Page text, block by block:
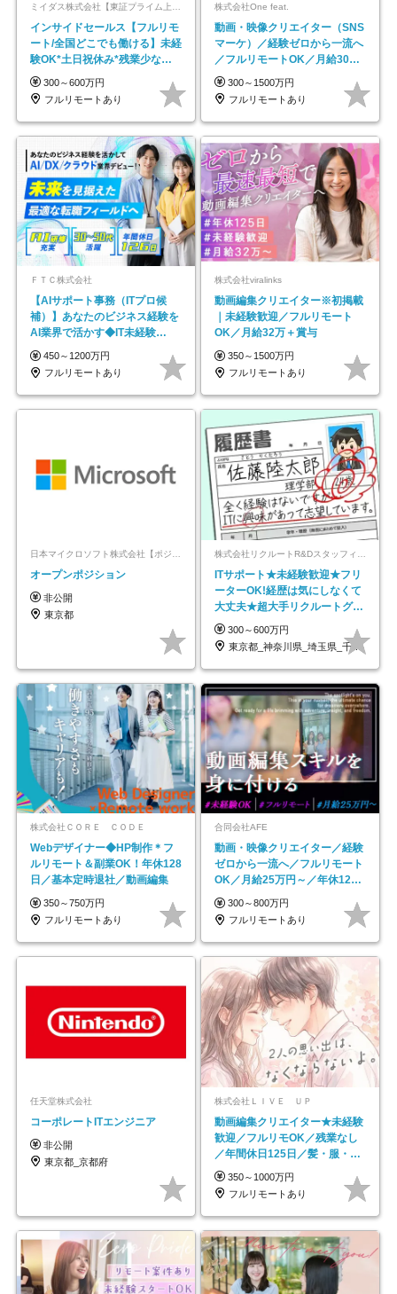
インサイドセールス【フルリモ
ート/全国どこでも働ける】未経
験OK*土日祝休み*残業少なめ*
在宅勤務手当あり
300～600万円
フルリモートあり
株式会社One feat.
動画・映像クリエイター（SNS
マーケ）／経験ゼロから一流へ
／フルリモートOK／月給30万
円～／年休130日以上
300～1500万円
フルリモートあり
ＦＴＣ株式会社
【AIサポート事務（ITプロ候
補）】あなたのビジネス経験を
AI業界で活かす◆IT未経験
OK◆目指せるコンサル
450～1200万円
フルリモートあり
株式会社viralinks
動画編集クリエイター※初掲載
｜未経験歓迎／フルリモート
OK／月給32万＋賞与
350～1500万円
フルリモートあり
オープンポジション
非公開
東京都
ITサポート★未経験歓迎★フリ
ーターOK!経歴は気にしなくて
大丈夫★超大手リクルートグル
ープの正社員/sg
300～600万円
東京都_神奈川県_埼玉県_千葉県_大阪府…
株式会社ＣＯＲＥ ＣＯＤＥ
Webデザイナー◆HP制作＊フ
ルリモート＆副業OK！年休128
日／基本定時退社／動画編集
350～750万円
フルリモートあり
合同会社AFE
動画・映像クリエイター／経験
ゼロから一流へ／フルリモート
OK／月給25万円～／年休125
日以上
300～800万円
フルリモートあり
任天堂株式会社
コーポレートITエンジニア
非公開
東京都_京都府
株式会社ＬＩＶＥ ＵＰ
動画編集クリエイター★未経験
歓迎／フルリモOK／残業なし
／年間休日125日／髪・服・ネ
イル自由／研修充実で安心
350～1000万円
フルリモートあり